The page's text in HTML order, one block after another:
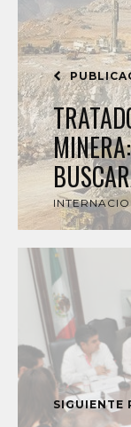
SIGUIENTE